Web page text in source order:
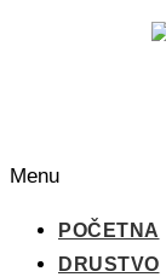
Menu
POČETNA
DRUSTVO